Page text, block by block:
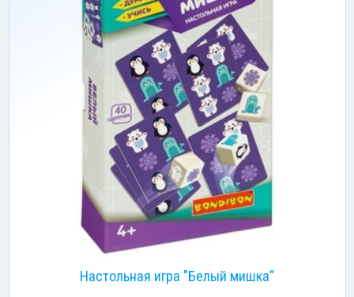
Настольная игра "Белый мишка"